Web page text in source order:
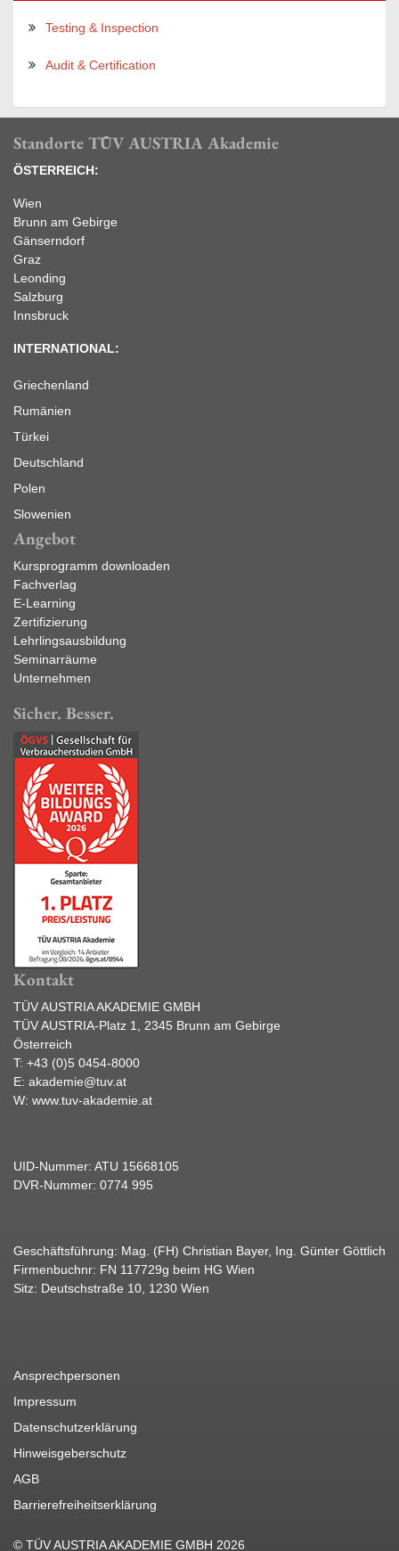
Testing & Inspection
Audit & Certification
Standorte TÜV AUSTRIA Akademie
ÖSTERREICH:
Wien
Brunn am Gebirge
Gänserndorf
Graz
Leonding
Salzburg
Innsbruck
INTERNATIONAL:
Griechenland
Rumänien
Türkei
Deutschland
Polen
Slowenien
Angebot
Kursprogramm downloaden
Fachverlag
E-Learning
Zertifizierung
Lehrlingsausbildung
Seminarräume
Unternehmen
Sicher. Besser.
Kontakt
TÜV AUSTRIA AKADEMIE GMBH
TÜV AUSTRIA-Platz 1, 2345 Brunn am Gebirge
Österreich
T: +43 (0)5 0454-8000
E: akademie@tuv.at
W: www.tuv-akademie.at
UID-Nummer: ATU 15668105
DVR-Nummer: 0774 995
Geschäftsführung: Mag. (FH) Christian Bayer, Ing. Günter Göttlich
Firmenbuchnr: FN 117729g beim HG Wien
Sitz: Deutschstraße 10, 1230 Wien
Ansprechpersonen
Impressum
Datenschutzerklärung
Hinweisgeberschutz
AGB
Barrierefreiheitserklärung
© TÜV AUSTRIA AKADEMIE GMBH 2026